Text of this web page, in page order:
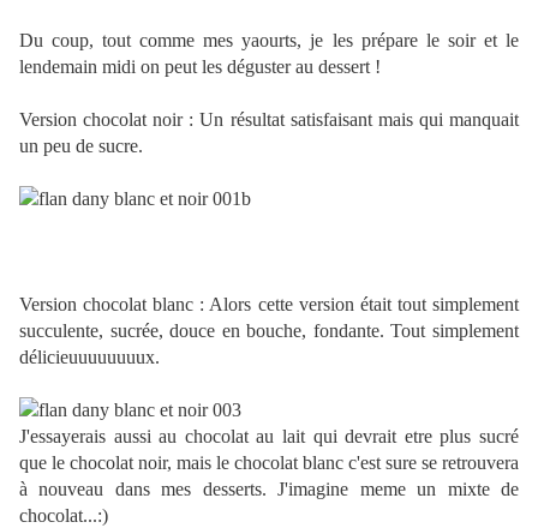
Du coup, tout comme mes yaourts, je les prépare le soir et le
lendemain midi on peut les déguster au dessert !
Version chocolat noir : Un résultat satisfaisant mais qui manquait
un peu de sucre.
Version chocolat blanc : Alors cette version était tout simplement
succulente, sucrée, douce en bouche, fondante. Tout simplement
délicieuuuuuuuux.
J'essayerais aussi au chocolat au lait qui devrait etre plus sucré
que le chocolat noir, mais le chocolat blanc c'est sure se retrouvera
à nouveau dans mes desserts. J'imagine meme un mixte de
chocolat...:)